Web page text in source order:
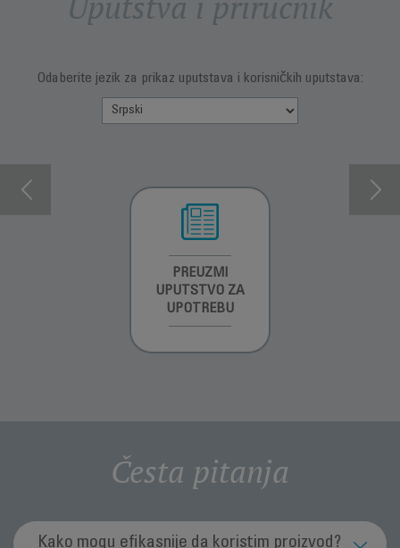
Odaberite jezik za prikaz uputstava i korisničkih uputstava:
PREUZMI
UPUTSTVO ZA
UPOTREBU
Česta pitanja
Kako mogu efikasnije da koristim proizvod?